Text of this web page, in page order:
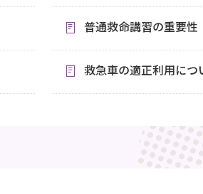
普通救命講習の重要性
救急車の適正利用につ